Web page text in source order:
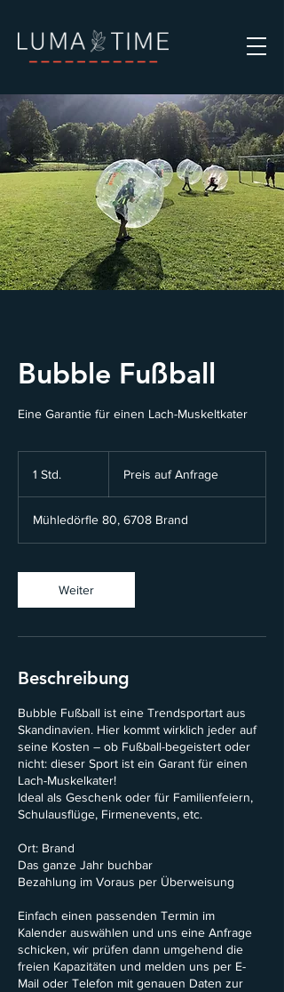
Bubble Fußball
Eine Garantie für einen Lach-Muskeltkater
1 Std.
d
Anfrage
Preis auf Anfrage
Mühledörfle 80, 6708 Brand
Weiter
Beschreibung
Bubble Fußball ist eine Trendsportart aus
Skandinavien. Hier kommt wirklich jeder auf
seine Kosten – ob Fußball-begeistert oder
nicht: dieser Sport ist ein Garant für einen
Lach-Muskelkater!
Ideal als Geschenk oder für Familienfeiern,
Schulausflüge, Firmenevents, etc.
Ort: Brand
Das ganze Jahr buchbar
Bezahlung im Voraus per Überweisung
Einfach einen passenden Termin im
Kalender auswählen und uns eine Anfrage
schicken, wir prüfen dann umgehend die
freien Kapazitäten und melden uns per E-
Mail oder Telefon mit genauen Daten zur